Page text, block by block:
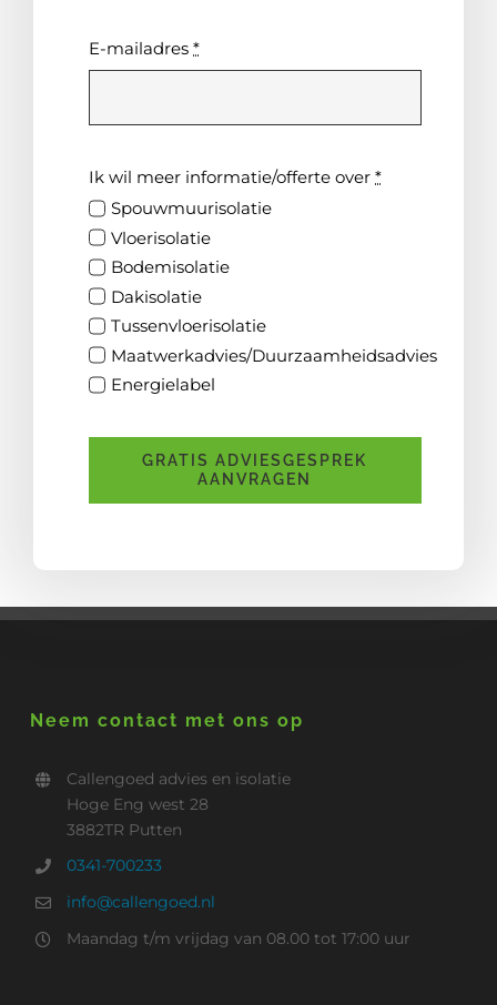
E-mailadres *
Ik wil meer informatie/offerte over *
Spouwmuurisolatie
Vloerisolatie
Bodemisolatie
Dakisolatie
Tussenvloerisolatie
Maatwerkadvies/Duurzaamheidsadvies
Energielabel
GRATIS ADVIESGESPREK
AANVRAGEN
Neem contact met ons op
Callengoed advies en isolatie
Hoge Eng west 28
3882TR Putten
0341-700233
info@callengoed.nl
Maandag t/m vrijdag van 08.00 tot 17:00 uur